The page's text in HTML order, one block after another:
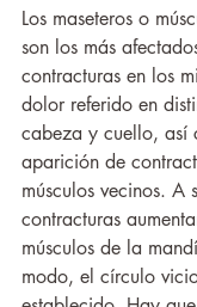
Los maseteros o
son los más
contracturas en los
dolor referido en
cabeza y cuello, así
aparición de
músculos vecinos. A
contracturas
músculos de la
modo, el círculo